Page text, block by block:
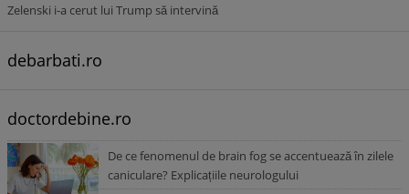
Zelenski i-a cerut lui Trump să intervină
debarbati.ro
doctordebine.ro
De ce fenomenul de brain fog se accentuează în zilele
caniculare? Explicațiile neurologului